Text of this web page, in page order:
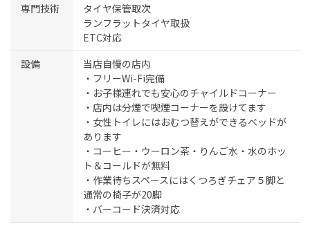
専門技術
タイヤ保管取次
ランフラットタイヤ取扱
ETC対応
設備
当店自慢の店内
・フリーWi-Fi完備
・お子様連れでも安心のチャイルドコーナー
・店内は分煙で喫煙コーナーを設けてます
・女性トイレにはおむつ替えができるベッドが
あります
・コーヒー・ウーロン茶・りんご水・水のホッ
ト＆コールドが無料
・作業待ちスペースにはくつろぎチェア５脚と
通常の椅子が20脚
・バーコード決済対応